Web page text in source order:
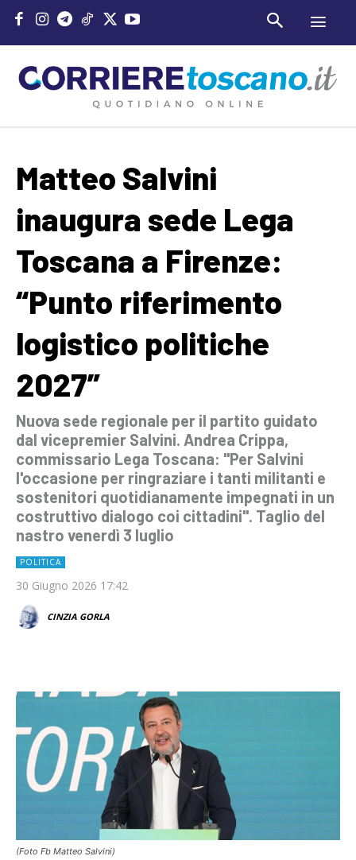
Matteo Salvini
inaugura sede Lega
Toscana a Firenze:
“Punto riferimento
logistico politiche
2027”
Nuova sede regionale per il partito guidato
dal vicepremier Salvini. Andrea Crippa,
commissario Lega Toscana: "Per Salvini
l'occasione per ringraziare i tanti militanti e
sostenitori quotidianamente impegnati in un
costruttivo dialogo coi cittadini". Taglio del
nastro venerdì 3 luglio
POLITICA
30 Giugno 2026 17:42
CINZIA GORLA
(Foto Fb Matteo Salvini)